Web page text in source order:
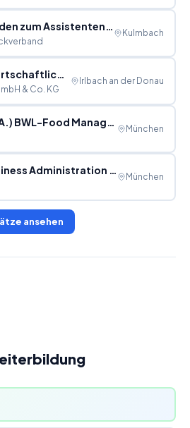
Kulmbach
Ausbildung Agrarwirtschaftlich-technische/r Assistent/in 2026 (m/w/d) - Praktikum möglich
& Co. KG
Irlbach an der Donau
München
München
ansehen